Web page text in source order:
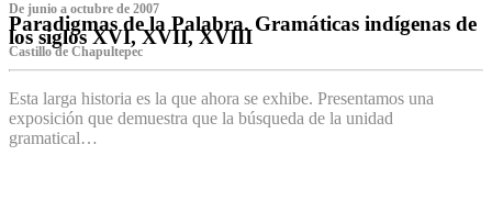
De junio a octubre de 2007
Paradigmas de la Palabra. Gramáticas indígenas de
los siglos XVI, XVII, XVIII
Castillo de Chapultepec
Esta larga historia es la que ahora se exhibe. Presentamos una
exposición que demuestra que la búsqueda de la unidad
gramatical…